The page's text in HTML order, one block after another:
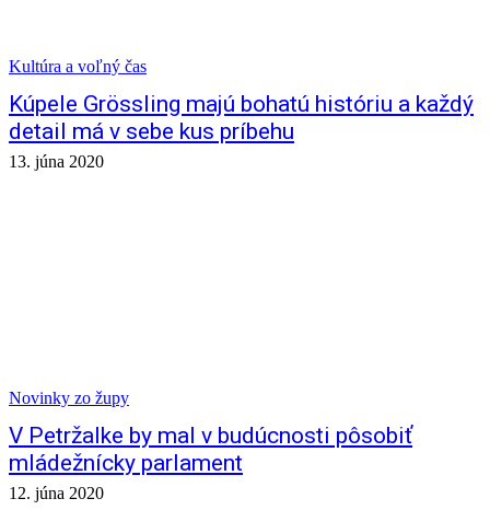
Kultúra a voľný čas
Kúpele Grössling majú bohatú históriu a každý
detail má v sebe kus príbehu
13. júna 2020
Novinky zo župy
V Petržalke by mal v budúcnosti pôsobiť
mládežnícky parlament
12. júna 2020